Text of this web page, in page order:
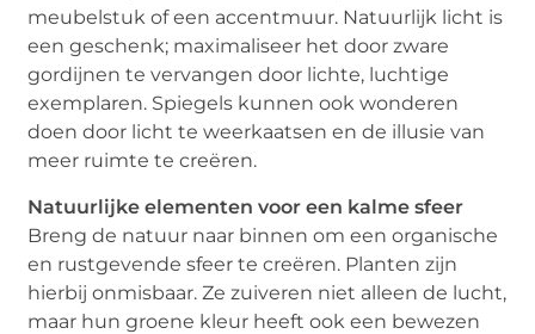
meubelstuk of een accentmuur. Natuurlijk licht is
een geschenk; maximaliseer het door zware
gordijnen te vervangen door lichte, luchtige
exemplaren. Spiegels kunnen ook wonderen
doen door licht te weerkaatsen en de illusie van
meer ruimte te creëren.
Natuurlijke elementen voor een kalme sfeer
Breng de natuur naar binnen om een organische
en rustgevende sfeer te creëren. Planten zijn
hierbij onmisbaar. Ze zuiveren niet alleen de lucht,
maar hun groene kleur heeft ook een bewezen